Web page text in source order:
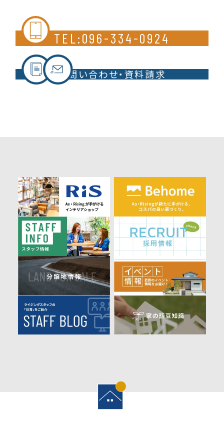
TEL:096-334-0924
お問い合わせ・資料請求